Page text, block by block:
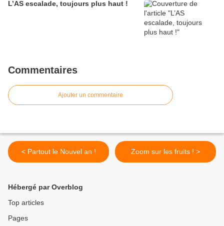
L’AS escalade, toujours plus haut !
Commentaires
Ajouter un commentaire
< Partout le Nouvel an ! Zoom sur les fruits ! >
Hébergé par Overblog
Top articles
Pages